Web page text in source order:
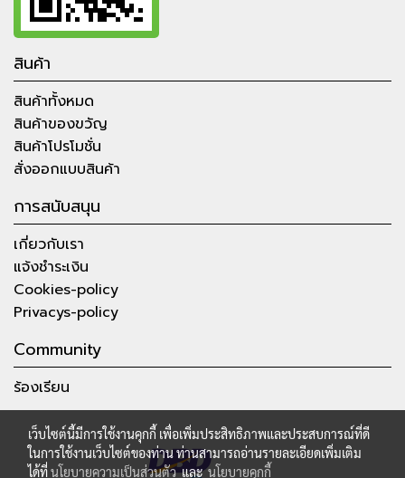
สินค้า
สินค้าทั้งหมด
สินค้าของขวัญ
สินค้าโปรโมชั่น
สั่งออกแบบสินค้า
การสนับสนุน
เกี่ยวกับเรา
แจ้งชำระเงิน
Cookies-policy
Privacys-policy
Community
ร้องเรียน
เว็บไซต์นี้มีการใช้งานคุกกี้ เพื่อเพิ่มประสิทธิภาพและประสบการณ์ที่ดี
ในการใช้งานเว็บไซต์ของท่าน ท่านสามารถอ่านรายละเอียดเพิ่มเติม
ได้ที่นโยบายความเป็นส่วนตัวและนโยบายคุกกี้